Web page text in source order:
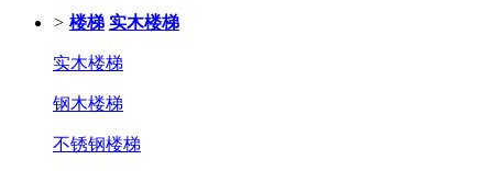
> 楼梯 实木楼梯
实木楼梯
钢木楼梯
不锈钢楼梯